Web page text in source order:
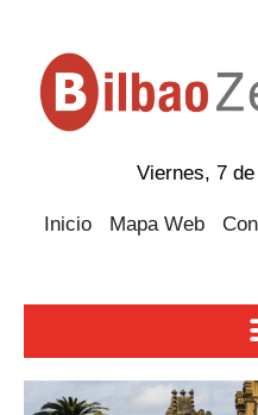
Viernes, 7
Inicio Mapa Web